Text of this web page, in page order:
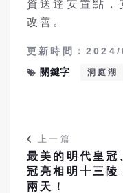
資送達安置點，
改善。
更新時間：
關鍵字
洞庭湖
上一篇
最美的明代皇冠
冠亮相明十三陵
兩天！